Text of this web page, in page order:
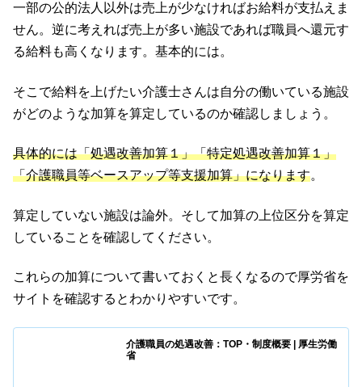
一部の公的法人以外は売上が少なければお給料が支払えま
せん。逆に考えれば売上が多い施設であれば職員へ還元す
る給料も高くなります。基本的には。
そこで給料を上げたい介護士さんは自分の働いている施設
がどのような加算を算定しているのか確認しましょう。
具体的には「処遇改善加算１」「特定処遇改善加算１」
「介護職員等ベースアップ等支援加算」になります。
算定していない施設は論外。そして加算の上位区分を算定
していることを確認してください。
これらの加算について書いておくと長くなるので厚労省を
サイトを確認するとわかりやすいです。
介護職員の処遇改善：TOP・制度概要 | 厚生労働
省